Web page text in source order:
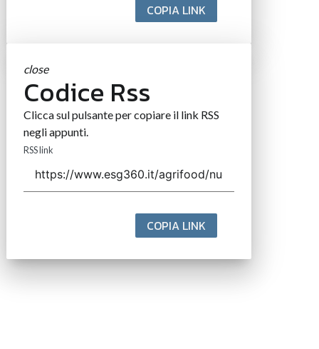
COPIA LINK
close
Codice Rss
Clicca sul pulsante per copiare il link RSS
negli appunti.
RSS link
COPIA LINK